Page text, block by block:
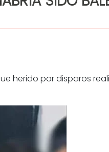
herido por disparos